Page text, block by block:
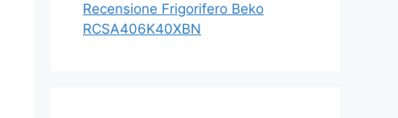
Recensione Frigorifero Beko
RCSA406K40XBN